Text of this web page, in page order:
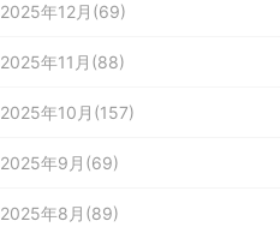
2025年12月(69)
2025年11月(88)
2025年10月(157)
2025年9月(69)
2025年8月(89)